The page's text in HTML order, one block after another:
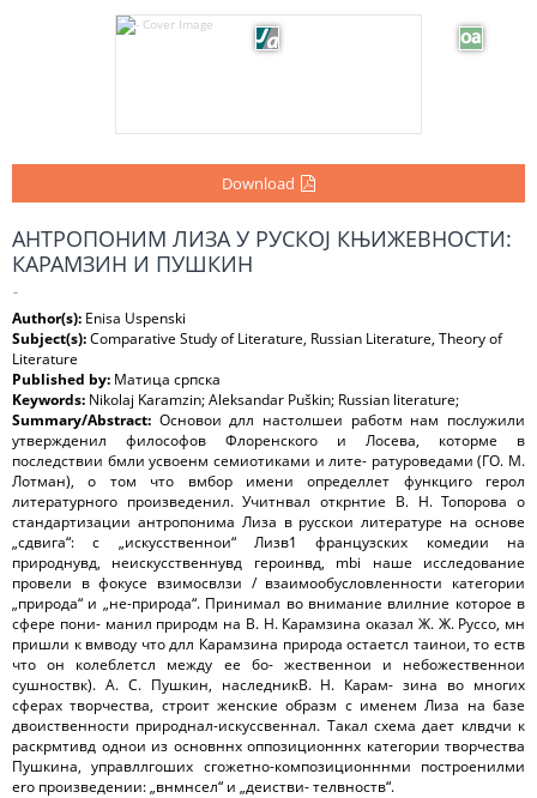
Download
АНТРОПОНИМ ЛИЗА У РУСКОЈ КЊИЖЕВНОСТИ:
КАРАМЗИН И ПУШКИН
-
Author(s): Enisa Uspenski
Subject(s):Comparative Study of Literature, Russian Literature, Theory of
Literature
Published by: Матица српска
Keywords: Nikolaj Karamzin; Aleksandar Puškin; Russian literature;
Summary/Abstract: Основои длл настолшеи работм нам послужили
утвержденил философов Флоренского и Лосева, которме в
последствии бмли усвоенм семиотиками и лите- ратуроведами (ГО. М.
Лотман), о том что вмбор имени определлет функциго герол
литературного произведенил. Учитнвал открнтие В. Н. Топорова о
стандартизации антропонима Лиза в русскои литературе на основе
„сдвига“: с „искусственнои“ Лизв1 французских комедии на
природнувд, неискусственнувд героинвд, mbi наше исследование
провели в фокусе взимосвлзи / взаимообусловленности категории
„природа“ и „не-природа“. Принимал во внимание влилние которое в
сфере пони- манил природм на В. Н. Карамзина оказал Ж. Ж. Руссо, мн
пришли к вмводу что длл Карамзина природа остаетсл таинои, то еств
что он колеблетсл между ее бо- жественнои и небожественнои
сушноствк). А. С. Пушкин, наследникВ. Н. Карам- зина во многих
сферах творчества, строит женские образм с именем Лиза на базе
двоиственности природнал-искуссвеннал. Такал схема дает клвдчи к
раскрмтивд однои из основннх оппозиционннх категории творчества
Пушкина, управллгоших сгожетно-композиционннми построенилми
ero произведении: „внмнсел“ и „деистви- телвноств“.